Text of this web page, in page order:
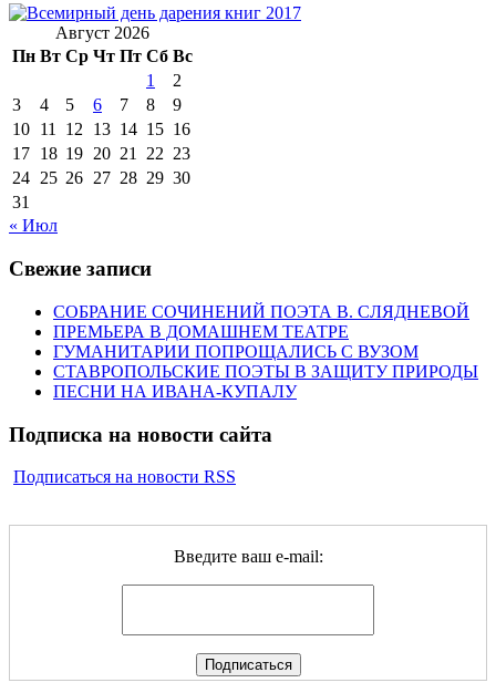
Август 2026
Пн Вт Ср Чт Пт Сб Вс
1
2
3
4 5 6 7 8
9
10 11 12 13 14 15 16
17 18 19 20 21 22 23
24 25 26 27 28 29 30
31
« Июл
Свежие записи
СОБРАНИЕ СОЧИНЕНИЙ ПОЭТА В. СЛЯДНЕВОЙ
ПРЕМЬЕРА В ДОМАШНЕМ ТЕАТРЕ
ГУМАНИТАРИИ ПОПРОЩАЛИСЬ С ВУЗОМ
СТАВРОПОЛЬСКИЕ ПОЭТЫ В ЗАЩИТУ ПРИРОДЫ
ПЕСНИ НА ИВАНА-КУПАЛУ
Подписка на новости сайта
Подписаться на новости RSS
Введите ваш e-mail: